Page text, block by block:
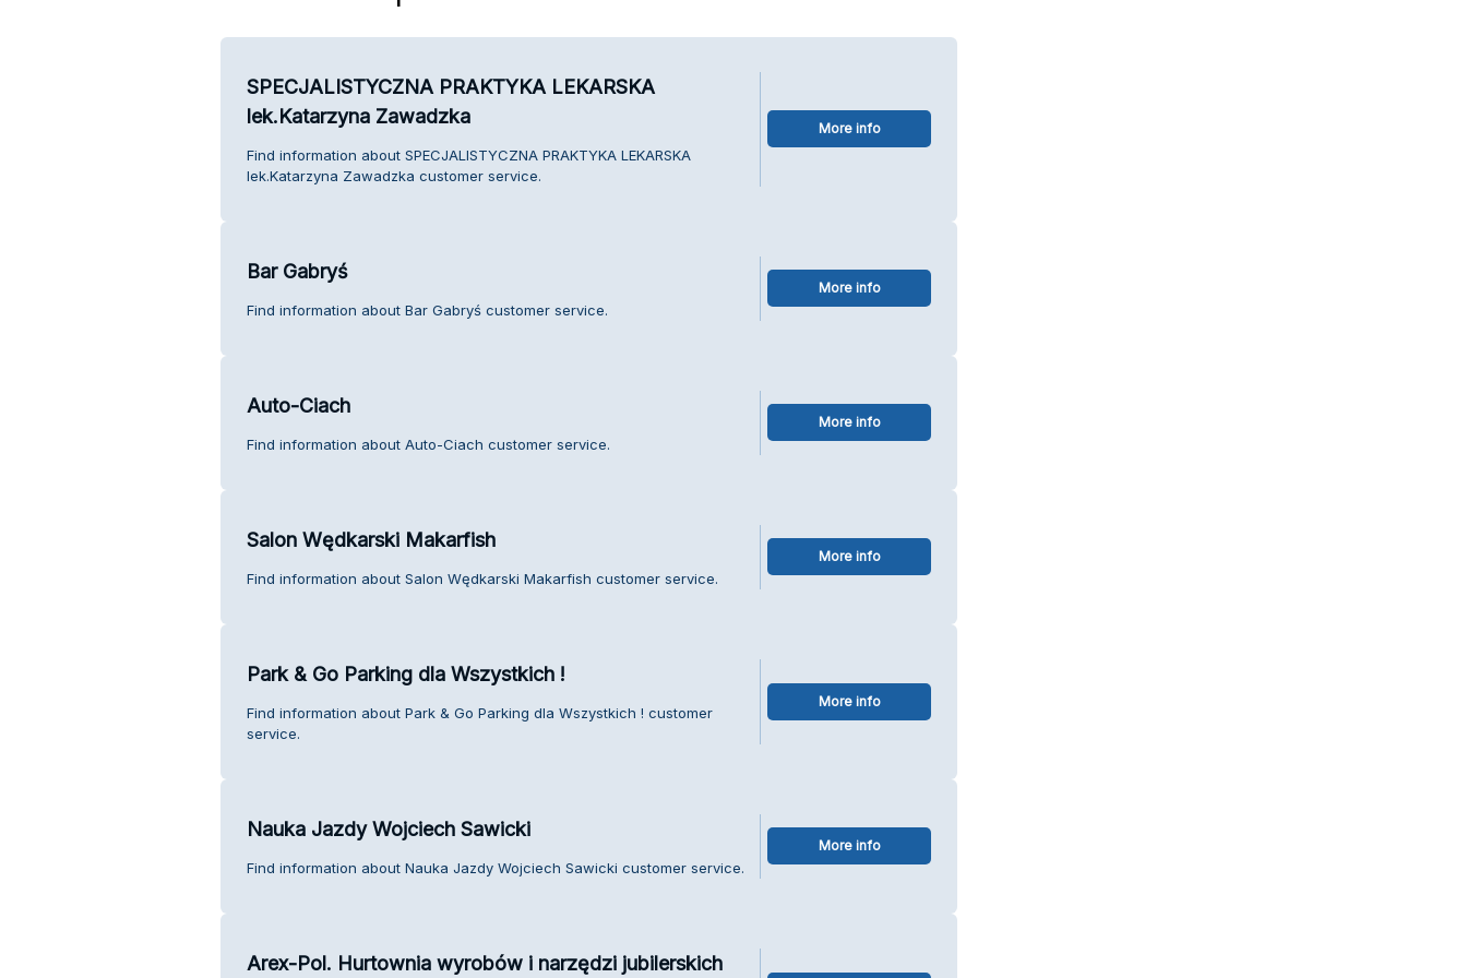
SPECJALISTYCZNA PRAKTYKA LEKARSKA
lek.Katarzyna Zawadzka
Find information about SPECJALISTYCZNA PRAKTYKA LEKARSKA
lek.Katarzyna Zawadzka customer service.
More info
Bar Gabryś
Find information about Bar Gabryś customer service.
More info
Auto-Ciach
Find information about Auto-Ciach customer service.
More info
Salon Wędkarski Makarfish
Find information about Salon Wędkarski Makarfish customer service.
More info
Park & Go Parking dla Wszystkich !
Find information about Park & Go Parking dla Wszystkich ! customer
service.
More info
Nauka Jazdy Wojciech Sawicki
Find information about Nauka Jazdy Wojciech Sawicki customer service.
More info
Arex-Pol. Hurtownia wyrobów i narzędzi jubilerskich